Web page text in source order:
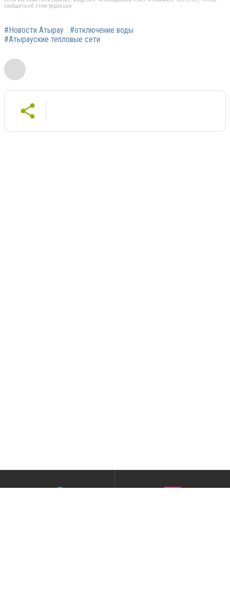
сообщить об этом редакции
#Новости Атырау
#отключение воды
#Атырауские тепловые сети